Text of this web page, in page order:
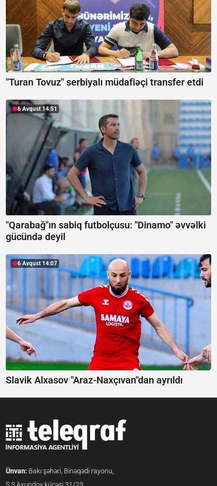
"Turan Tovuz" serbiyalı müdafiəçi transfer etdi
6 Avqust 14:51
"Qarabağ"ın sabiq futbolçusu: "Dinamo" əvvəlki
gücündə deyil
6 Avqust 14:07
Slavik Alxasov "Araz-Naxçıvan"dan ayrıldı
Ünvan: Bakı şəhəri, Binəqədi rayonu,